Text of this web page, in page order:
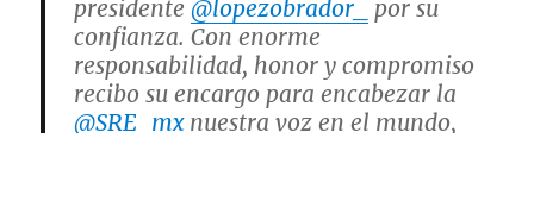
presidente@lopezobrador_
por su
confianza. Con enorme
responsabilidad, honor y compromiso
recibo su encargo para encabezar la
@SRE_mxnuestra voz en el mundo,